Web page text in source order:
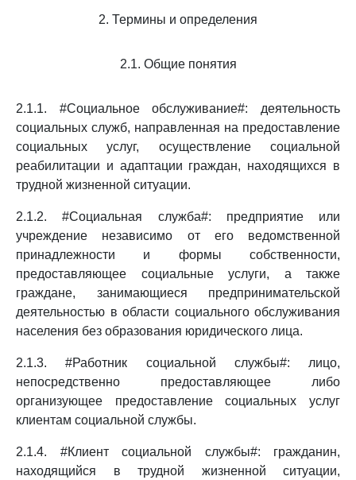
2. Термины и определения
2.1. Общие понятия
2.1.1. #Социальное обслуживание#: деятельность
социальных служб, направленная на предоставление
социальных услуг, осуществление социальной
реабилитации и адаптации граждан, находящихся в
трудной жизненной ситуации.
2.1.2. #Социальная служба#: предприятие или
учреждение независимо от его ведомственной
принадлежности и формы собственности,
предоставляющее социальные услуги, а также
граждане, занимающиеся предпринимательской
деятельностью в области социального обслуживания
населения без образования юридического лица.
2.1.3. #Работник социальной службы#: лицо,
непосредственно предоставляющее либо
организующее предоставление социальных услуг
клиентам социальной службы.
2.1.4. #Клиент социальной службы#: гражданин,
находящийся в трудной жизненной ситуации,